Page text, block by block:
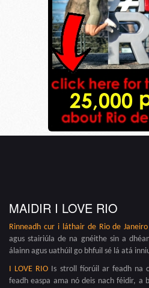
MAIDIR I LOVE RIO
Rinneadh cur i láthair de Rio de Janeiro
agus stairiúla de na gnéithe sin a
álainn agus uathúil go bhfuil sé lá atá
I LOVE RIO Is stroll fíorúil ar feadh na
feadh easpa ama nó deis nach féidir, a